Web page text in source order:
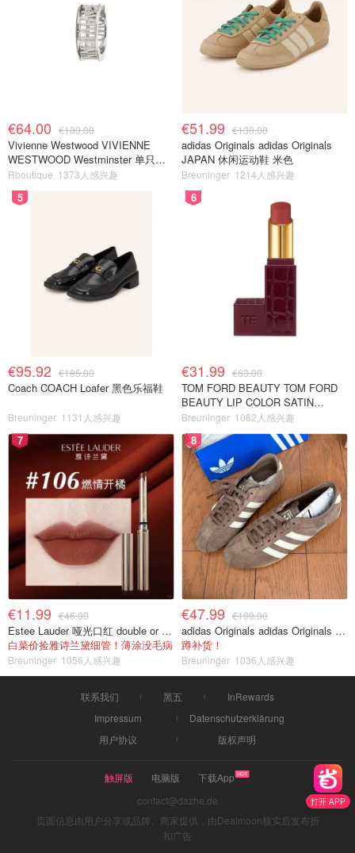
打开 APP
€64.00 €100.00
Vivienne Westwood VIVIENNE
WESTWOOD Westminster 单只耳
环
Rboutique 1373人感兴趣
€51.99 €130.00
adidas Originals adidas Originals
JAPAN 休闲运动鞋 米色
Breuninger 1214人感兴趣
5
€95.92 €195.00
Coach COACH Loafer 黑色乐福鞋
Breuninger 1131人感兴趣
6
€31.99 €63.00
TOM FORD BEAUTY TOM FORD
BEAUTY LIP COLOR SATIN
MATTE 裸玫瑰口红
Breuninger 1082人感兴趣
7
€11.99 €46.00
Estee Lauder 哑光口红 double or nothing色号
白菜价捡雅诗兰黛细管！薄涂没毛病
Breuninger 1056人感兴趣
8
€47.99 €100.00
adidas Originals adidas Originals TOKYO 复古休闲鞋 深棕色
蹲补货！
Breuninger 1036人感兴趣
联系我们 黑五
InRewards
Impressum
Datenschutzerklärung
用户协议
版权声明
触屏版 电脑版
下载App
contact@dazhe.de
页面信息由用户分享或品牌、商家提供，由Dealmoon核实后发布折
扣广告